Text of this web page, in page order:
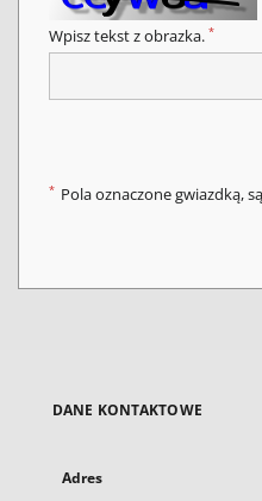
Wpisz tekst z obrazka. *
* Pola oznaczone gwiazdką,
DANE KONTAKTOWE
Adres